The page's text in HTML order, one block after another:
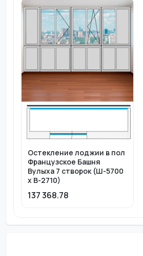
Остекление лоджии в пол
Французское Башня
Вулыха 7 створок (Ш-5700
х В-2710)
137 368.78